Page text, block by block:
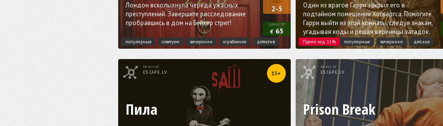
2-5
цена от
€ 65
Лондон всколыхнула череда ужасных
преступлений. Завершите расследование
пробравшись в дом на Бейкер стрит!
популярные советуем вечеринки ограбление детектив
Один из врагов Гарри закрыл его в
подтайном помещении Хогвартса. Помогите
Гарри выйти из этой комнаты, следуя знакам,
угадывая коды и решая вереницы загадок.
Промо код 15% популярные вечеринки детские
Квест от
ESCAPE.LV 15+
Пила
Квест от
ESCAPE.LV
Prison Break